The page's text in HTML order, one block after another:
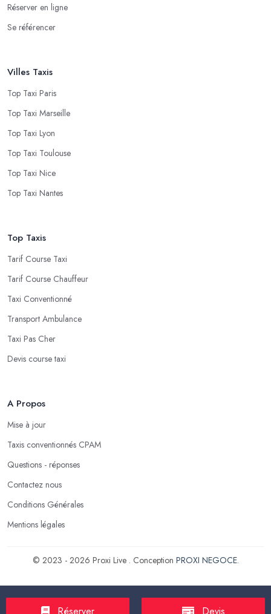
Réserver en ligne
Se référencer
Villes Taxis
Top Taxi Paris
Top Taxi Marseille
Top Taxi Lyon
Top Taxi Toulouse
Top Taxi Nice
Top Taxi Nantes
Top Taxis
Tarif Course Taxi
Tarif Course Chauffeur
Taxi Conventionné
Transport Ambulance
Taxi Pas Cher
Devis course taxi
A Propos
Mise à jour
Taxis conventionnés CPAM
Questions - réponses
Contactez nous
Conditions Générales
Mentions légales
© 2023 - 2026 Proxi Live . Conception PROXI NEGOCE.